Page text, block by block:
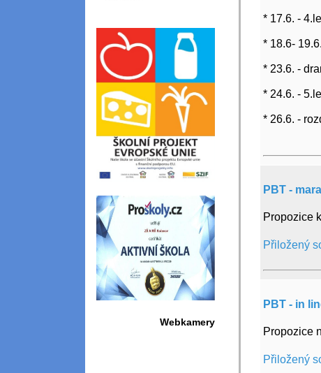
Webkamery
* 17.6. -
* 18.6-
* 23.6. -
* 24.6. -
* 26.6. -
PBT -
Propozice
Přiložený
PBT - in
Propozice
Přiložený